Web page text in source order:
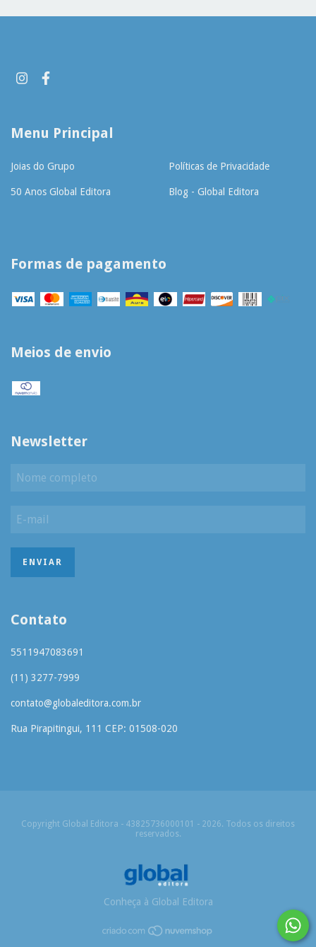
Menu Principal
Joias do Grupo Políticas de Privacidade
50 Anos Global Editora Blog - Global Editora
Formas de pagamento
Meios de envio
Newsletter
Contato
5511947083691
(11) 3277-7999
contato@globaleditora.com.br
Rua Pirapitingui, 111 CEP: 01508-020
Copyright Global Editora - 43825736000101 - 2026. Todos os direitos
reservados.
Conheça à Global Editora